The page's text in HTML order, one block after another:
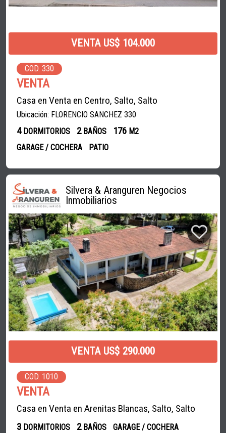
VENTA US$ 104.000
COD. 330
VENTA
Casa en Venta en Centro, Salto, Salto
Ubicación: FLORENCIO SANCHEZ 330
4DORMITORIOS 2BAÑOS 176 M2
GARAGE / COCHERA
PATIO
Silvera & Aranguren Negocios
Inmobiliarios
VENTA US$ 290.000
COD. 1010
VENTA
Casa en Venta en Arenitas Blancas, Salto, Salto
3 DORMITORIOS 2BAÑOS
GARAGE / COCHERA